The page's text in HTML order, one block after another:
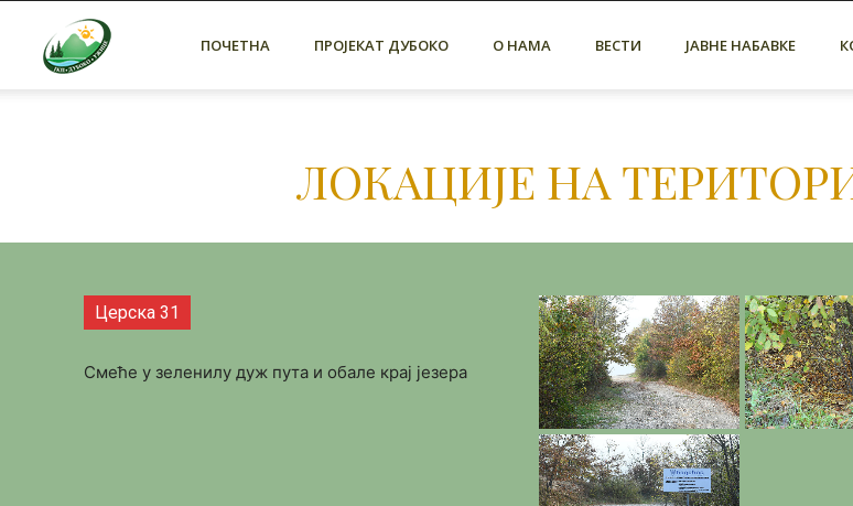
ПОЧЕТНА ПРОЈЕКАТ ДУБОКО О НАМА ВЕСТИ ЈАВНЕ НАБАВКЕ
ЛОКАЦИЈЕ НА
Церска 31
Смеће у зеленилу дуж пута и обале крај језера